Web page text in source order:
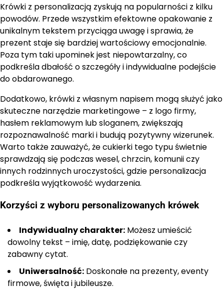
Krówki z personalizacją zyskują na popularności z kilku
powodów. Przede wszystkim efektowne opakowanie z
unikalnym tekstem przyciąga uwagę i sprawia, że
prezent staje się bardziej wartościowy emocjonalnie.
Poza tym taki upominek jest niepowtarzalny, co
podkreśla dbałość o szczegóły i indywidualne podejście
do obdarowanego.
Dodatkowo, krówki z własnym napisem mogą służyć jako
skuteczne narzędzie marketingowe – z logo firmy,
hasłem reklamowym lub sloganem, zwiększają
rozpoznawalność marki i budują pozytywny wizerunek.
Warto także zauważyć, że cukierki tego typu świetnie
sprawdzają się podczas wesel, chrzcin, komunii czy
innych rodzinnych uroczystości, gdzie personalizacja
podkreśla wyjątkowość wydarzenia.
Korzyści z wyboru personalizowanych krówek
Indywidualny charakter: Możesz umieścić
dowolny tekst – imię, datę, podziękowanie czy
zabawny cytat.
Uniwersalność: Doskonałe na prezenty, eventy
firmowe, święta i jubileusze.